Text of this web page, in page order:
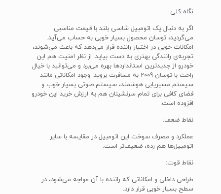
نگاه کلی
اگر به دنبال یک اتومبیل شاسی بلند با قیمت مناسبی
می‌گردید، توسان محصول بسیار خوبی به حساب می‌آید.
امکانات خوبی در اختیار راننده قرار می‌دهد که باعث می‌شوند،
تجربه‌ی رانندگی بهتری به دست بیاید. از نظر امنیت هم این
خودرو از جدیدترین استانداردها بهره می‌برد و می‌توانید با خیال
راحت با توسان 2009 به مسافرت بروید. وجود امکاناتی مانند
سیستم مسیریابی هوشمند، سیستم صوتی بسیار خوب و
فضای کافی برای تمام سرنشینان هم به ارزش خرید این خودرو
افزوده است.
نقاط ضعف:
عملکرد و مصرف سوخت این اتومبیل در مقایسه با سایر
اتومبیل‌ها هم رده، ضعیف‌تر است.
نقاط قوت:
طراحی داخلی و امکاناتی که راننده با آن مواجه می‌شود، در
سطح بسیار خوبی قرار دارد.